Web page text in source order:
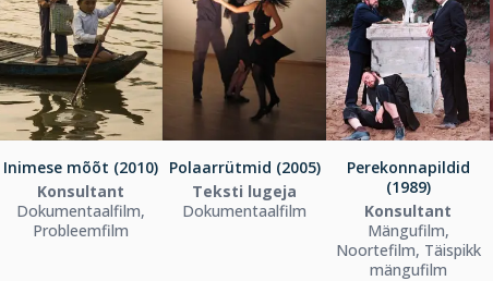
Inimese mõõt (2010)
Konsultant
Dokumentaalfilm,
Probleemfilm
Polaarrütmid (2005)
Teksti lugeja
Dokumentaalfilm
Perekonnapildid
(1989)
Konsultant
Mängufilm,
Noortefilm, Täispikk
mängufilm